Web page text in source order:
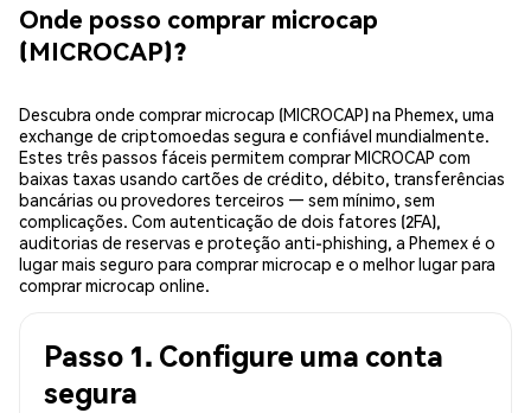
Onde posso comprar microcap
(MICROCAP)?
Descubra onde comprar microcap (MICROCAP) na Phemex, uma
exchange de criptomoedas segura e confiável mundialmente.
Estes três passos fáceis permitem comprar MICROCAP com
baixas taxas usando cartões de crédito, débito, transferências
bancárias ou provedores terceiros — sem mínimo, sem
complicações. Com autenticação de dois fatores (2FA),
auditorias de reservas e proteção anti-phishing, a Phemex é o
lugar mais seguro para comprar microcap e o melhor lugar para
comprar microcap online.
Passo 1. Configure uma conta
segura